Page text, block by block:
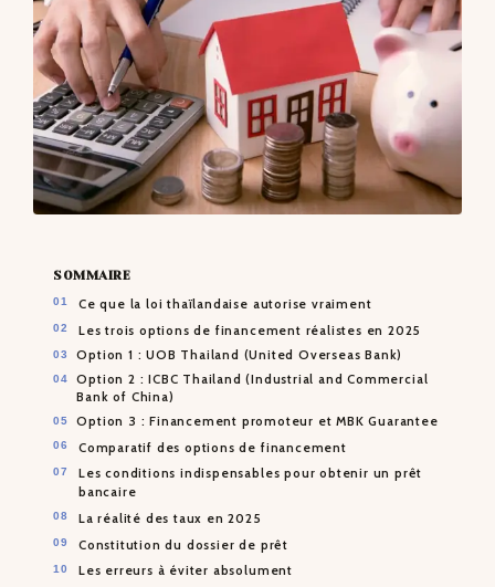
SOMMAIRE
Ce que la loi thaïlandaise autorise vraiment
Les trois options de financement réalistes en 2025
Option 1 : UOB Thailand (United Overseas Bank)
Option 2 : ICBC Thailand (Industrial and Commercial
Bank of China)
Option 3 : Financement promoteur et MBK Guarantee
Comparatif des options de financement
Les conditions indispensables pour obtenir un prêt
bancaire
La réalité des taux en 2025
Constitution du dossier de prêt
Les erreurs à éviter absolument